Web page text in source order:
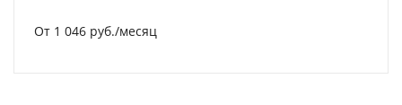
От 1 046 руб./месяц